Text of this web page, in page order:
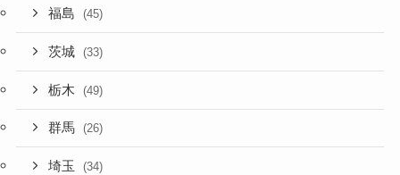
福島 (45)
茨城 (33)
栃木 (49)
群馬 (26)
埼玉 (34)